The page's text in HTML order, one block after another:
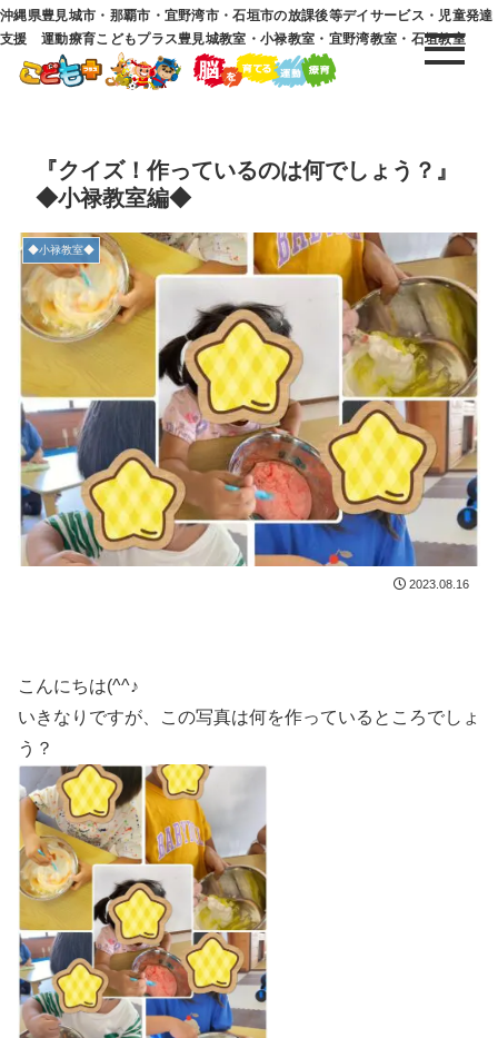
沖縄県豊見城市・那覇市・宜野湾市・石垣市の放課後等デイサービス・児童発達
支援 運動療育こどもプラス豊見城教室・小禄教室・宜野湾教室・石垣教室
『クイズ！作っているのは何でしょう？』
◆小禄教室編◆
◆小禄教室◆
2023.08.16
こんにちは(^^♪
いきなりですが、この写真は何を作っているところでしょ
う？